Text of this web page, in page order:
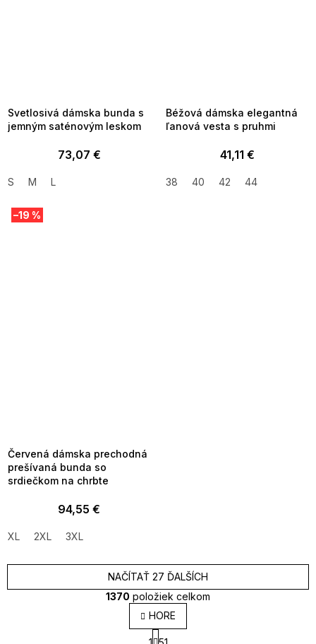
Svetlosivá dámska bunda s
jemným saténovým leskom
73,07 €
S M L
Béžová dámska elegantná
ľanová vesta s pruhmi
41,11 €
38 40 42 44
–19 %
Červená dámska prechodná
prešívaná bunda so
srdiečkom na chrbte
94,55 €
XL 2XL 3XL
O
v
NAČÍTAŤ 27 ĎALŠÍCH
S
1370 položiek celkom
HORE